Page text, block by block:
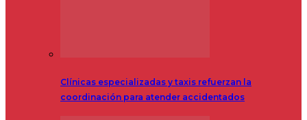
Clínicas especializadas y taxis refuerzan la
coordinación para atender accidentados